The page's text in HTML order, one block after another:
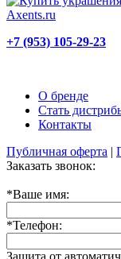
+7 (953) 105-29-23
О бренде
Стать
Контакты
Публичная оферта |
Заказать звонок:
*Ваше имя:
*Телефон:
Защита от